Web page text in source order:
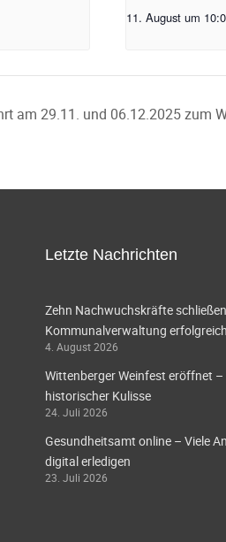
11. August um
am 29.11. und 06.12.2025 zum
Letzte Nachrichten
Zehn Nachwuchskräfte
Kommunalverwaltung
4. August 2026
Wittenberger Weinfest eröffnet –
historischer Kulisse
24. Juli 2026
Gesundheitsamt online – Viele
digital erledigen
23. Juli 2026